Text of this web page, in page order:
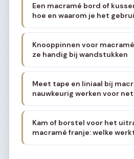
Een macramé bord of
hoe en waarom je het
Knooppinnen voor
ze handig bij wandstukken
Meet tape en liniaal bij
nauwkeurig werken voor
Kam of borstel voor het
macramé franje: welke